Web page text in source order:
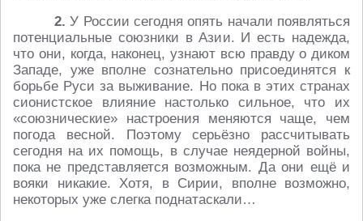
2. У России сегодня опять начали появляться
потенциальные союзники в Азии. И есть надежда,
что они, когда, наконец, узнают всю правду о диком
Западе, уже вполне сознательно присоединятся к
борьбе Руси за выживание. Но пока в этих странах
сионистское влияние настолько сильное, что их
«союзнические» настроения меняются чаще, чем
погода весной. Поэтому серьёзно рассчитывать
сегодня на их помощь, в случае неядерной войны,
пока не представляется возможным. Да они ещё и
вояки никакие. Хотя, в Сирии, вполне возможно,
некоторых уже слегка поднатаскали…